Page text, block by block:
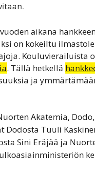
aikana
on kokeiltu
Kouluvierailuista
. Tällä hetkellä
ja
Akatemia,
Dodosta Tuuli
Sini Eräjää ja